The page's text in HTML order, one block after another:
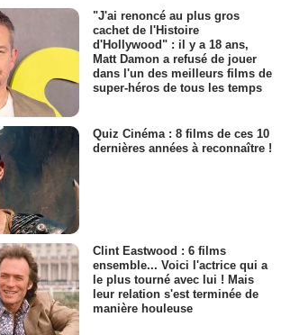
"J'ai renoncé au plus gros
cachet de l'Histoire
d'Hollywood" : il y a 18 ans,
Matt Damon a refusé de jouer
dans l'un des meilleurs films de
super-héros de tous les temps
Quiz Cinéma : 8 films de ces 10
dernières années à reconnaître !
Clint Eastwood : 6 films
ensemble... Voici l'actrice qui a
le plus tourné avec lui ! Mais
leur relation s'est terminée de
manière houleuse